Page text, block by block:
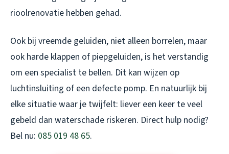
rioolrenovatie hebben gehad.
Ook bij vreemde geluiden, niet alleen borrelen, maar
ook harde klappen of piepgeluiden, is het verstandig
om een specialist te bellen. Dit kan wijzen op
luchtinsluiting of een defecte pomp. En natuurlijk bij
elke situatie waar je twijfelt: liever een keer te veel
gebeld dan waterschade riskeren. Direct hulp nodig?
Bel nu: 085 019 48 65.